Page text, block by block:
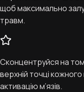
щоб максимально
травм.
Сконцентруйся на
верхній точці
активацію м’язів.